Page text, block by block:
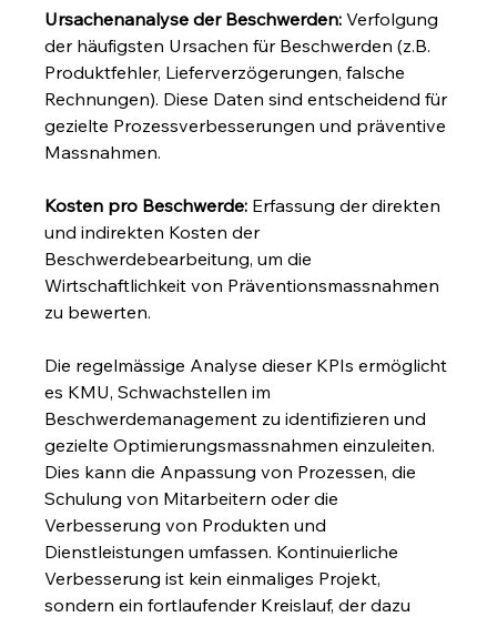
Ursachenanalyse der Beschwerden: Verfolgung
der häufigsten Ursachen für Beschwerden (z.B.
Produktfehler, Lieferverzögerungen, falsche
Rechnungen). Diese Daten sind entscheidend für
gezielte Prozessverbesserungen und präventive
Massnahmen.
Kosten pro Beschwerde: Erfassung der direkten
und indirekten Kosten der
Beschwerdebearbeitung, um die
Wirtschaftlichkeit von Präventionsmassnahmen
zu bewerten.
Die regelmässige Analyse dieser KPIs ermöglicht
es KMU, Schwachstellen im
Beschwerdemanagement zu identifizieren und
gezielte Optimierungsmassnahmen einzuleiten.
Dies kann die Anpassung von Prozessen, die
Schulung von Mitarbeitern oder die
Verbesserung von Produkten und
Dienstleistungen umfassen. Kontinuierliche
Verbesserung ist kein einmaliges Projekt,
sondern ein fortlaufender Kreislauf, der dazu